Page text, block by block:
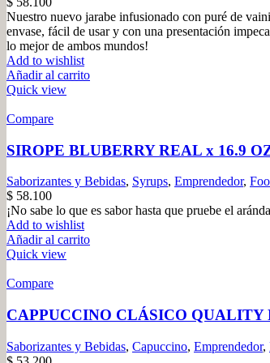
Nuestro nuevo jarabe infusionado con puré de
envase, fácil de usar y con una presentación
lo mejor de ambos mundos!
Add to wishlist
Añadir al carrito
Quick view
Compare
SIROPE BLUBERRY REAL x 16.9
Saborizantes y Bebidas, Syrups, Emprendedor,
$ 58.100
¡No sabe lo que es sabor hasta que pruebe el
Add to wishlist
Añadir al carrito
Quick view
Compare
CAPPUCCINO CLÁSICO QUALITY
Saborizantes y Bebidas, Capuccino, Emprendedor,